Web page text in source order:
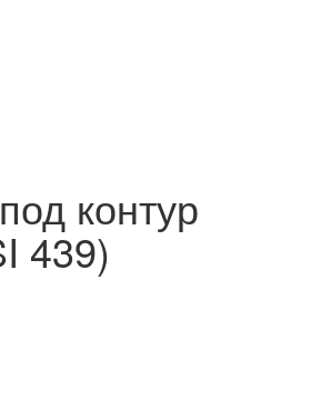
контур
439)